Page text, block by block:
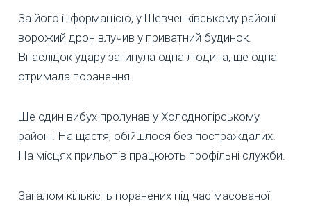
За його інформацією, у Шевченківському районі
ворожий дрон влучив у приватний будинок.
Внаслідок удару загинула одна людина, ще одна
отримала поранення.
Ще один вибух пролунав у Холодногірському
районі. На щастя, обійшлося без постраждалих.
На місцях прильотів працюють профільні служби.
Загалом кількість поранених під час масованої